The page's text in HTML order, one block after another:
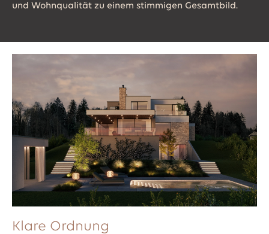
und Wohnqualität zu einem stimmigen Gesamtbild.
Klare Ordnung